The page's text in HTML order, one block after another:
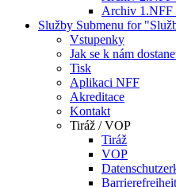
Archiv 1.NFF
Služby Submenu for
Vstupenky
Jak se k nám
Tisk
Aplikaci NFF
Akreditace
Kontakt
Tiráž / VOP
Tiráž
VOP